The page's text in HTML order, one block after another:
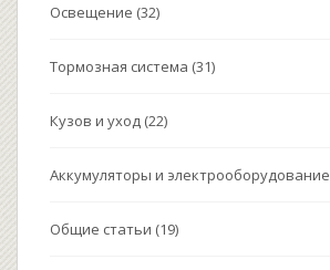
Освещение (32)
Тормозная система (31)
Кузов и уход (22)
Аккумуляторы и электрооборудование
Общие статьи (19)